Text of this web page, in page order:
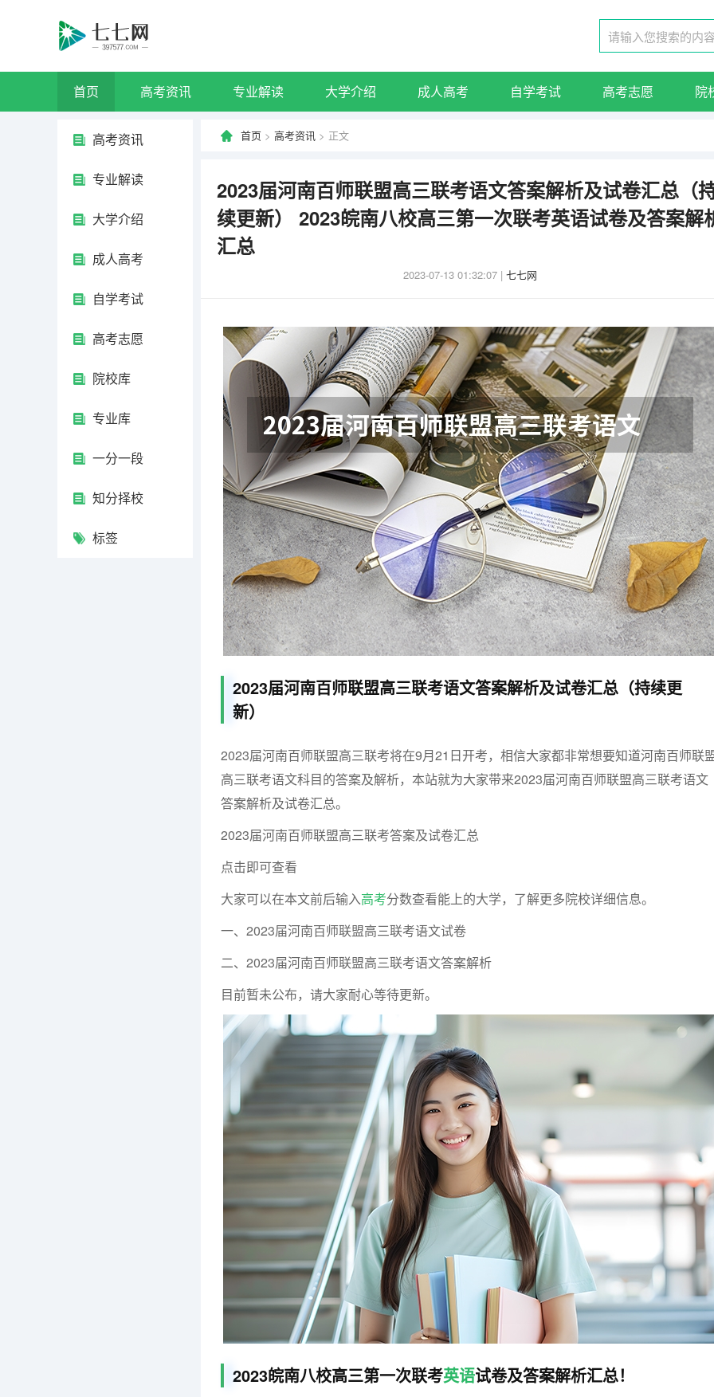
首页 高考资讯 专业解读 大学介绍 成人高考 自学考试 高考志愿 院
高考资讯
专业解读
大学介绍
成人高考
自学考试
高考志愿
院校库
专业库
一分一段
知分择校
标签
首页 > 高考资讯 > 正文
2023届河南百师联盟高三联考语文答案解析及试卷汇总（
续更新） 2023皖南八校高三第一次联考英语试卷及答案解
汇总
2023-07-13 01:32:07 | 七七网
2023届河南百师联盟高三联考语文答案解析及试卷汇总（持续更
新）
2023届河南百师联盟高三联考将在9月21日开考，相信大家都非常想要知道河南百师联
高三联考语文科目的答案及解析，本站就为大家带来2023届河南百师联盟高三联考语文
答案解析及试卷汇总。
2023届河南百师联盟高三联考答案及试卷汇总
点击即可查看
大家可以在本文前后输入高考分数查看能上的大学，了解更多院校详细信息。
一、 2023届河南百师联盟高三联考语文试卷
二、 2023届河南百师联盟高三联考语文答案解析
目前暂未公布，请大家耐心等待更新。
2023皖南八校高三第一次联考英语试卷及答案解析汇总！